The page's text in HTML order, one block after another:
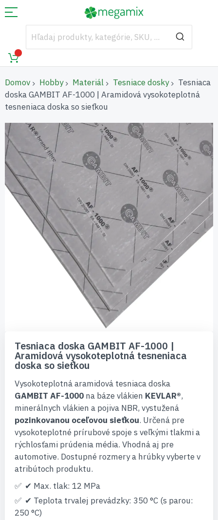
Domov Hobby Materiál Tesniace dosky
Tesniaca
doska GAMBIT AF-1000 | Aramidová vysokoteplotná
tesneniaca doska so sieťkou
Preskočiť
na
koniec
galérie
obrázkov
začiatok
galérie
obrázkov
Tesniaca doska GAMBIT AF-1000 |
Aramidová vysokoteplotná tesneniaca
doska so sieťkou
Vysokoteplotná aramidová tesniaca doska
GAMBIT AF-1000 na báze vlákien KEVLAR®,
minerálnych vlákien a pojiva NBR, vystužená
pozinkovanou oceľovou sieťkou. Určená pre
vysokoteplotné prírubové spoje s veľkými tlakmi a
rýchlosťami prúdenia média. Vhodná aj pre
automotive. Dostupné rozmery a hrúbky vyberte v
atribútoch produktu.
✔ Max. tlak: 12 MPa
✔ Teplota trvalej prevádzky: 350 °C (s parou:
250 °C)